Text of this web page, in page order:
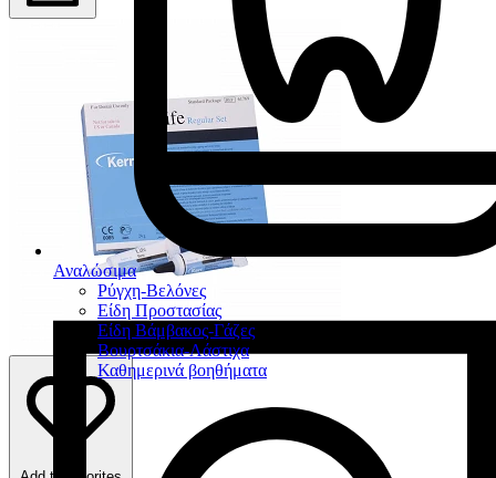
Αναλώσιμα
Ρύγχη-Βελόνες
Είδη Προστασίας
Είδη Βάμβακος-Γάζες
Βουρτσάκια-Λάστιχα
Καθημερινά βοηθήματα